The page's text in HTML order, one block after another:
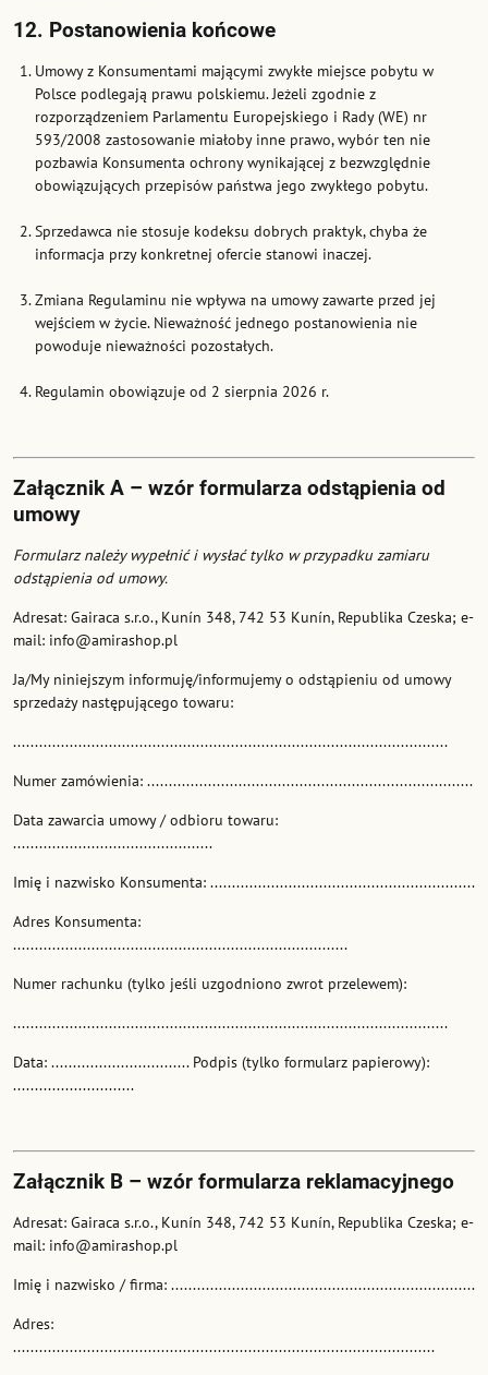
12. Postanowienia końcowe
Umowy z Konsumentami mającymi zwykłe miejsce pobytu w
Polsce podlegają prawu polskiemu. Jeżeli zgodnie z
rozporządzeniem Parlamentu Europejskiego i Rady (WE) nr
593/2008 zastosowanie miałoby inne prawo, wybór ten nie
pozbawia Konsumenta ochrony wynikającej z bezwzględnie
obowiązujących przepisów państwa jego zwykłego pobytu.
Sprzedawca nie stosuje kodeksu dobrych praktyk, chyba że
informacja przy konkretnej ofercie stanowi inaczej.
Zmiana Regulaminu nie wpływa na umowy zawarte przed jej
wejściem w życie. Nieważność jednego postanowienia nie
powoduje nieważności pozostałych.
Regulamin obowiązuje od 2 sierpnia 2026 r.
Załącznik A – wzór formularza odstąpienia od
umowy
Formularz należy wypełnić i wysłać tylko w przypadku zamiaru
odstąpienia od umowy.
Adresat: Gairaca s.r.o., Kunín 348, 742 53 Kunín, Republika Czeska; e-
mail: info@amirashop.pl
Ja/My niniejszym informuję/informujemy o odstąpieniu od umowy
sprzedaży następującego towaru:
....................................................................................................
Numer zamówienia: ...........................................................................
Data zawarcia umowy / odbioru towaru:
..............................................
Imię i nazwisko Konsumenta: .............................................................
Adres Konsumenta:
.............................................................................
Numer rachunku (tylko jeśli uzgodniono zwrot przelewem):
....................................................................................................
Data: ................................ Podpis (tylko formularz papierowy):
............................
Załącznik B – wzór formularza reklamacyjnego
Adresat: Gairaca s.r.o., Kunín 348, 742 53 Kunín, Republika Czeska; e-
mail: info@amirashop.pl
Imię i nazwisko / firma: ......................................................................
Adres:
.................................................................................................